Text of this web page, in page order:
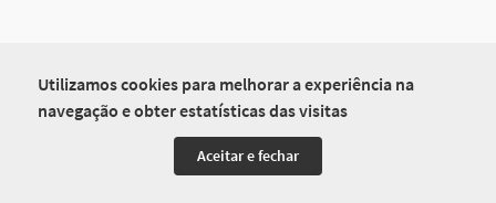
Utilizamos cookies para melhorar a experiência na
navegação e obter estatísticas das visitas
Aceitar e fechar